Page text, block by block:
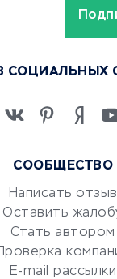
продажи
работы
СООБЩЕСТВО
Написать отзыв
Оставить
Стать автором
Проверка
E-mail рассылки
СОЦИАЛЬНЫХ